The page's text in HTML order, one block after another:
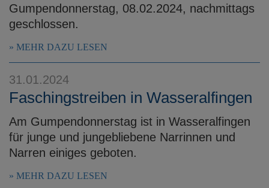
Gumpendonnerstag, 08.02.2024, nachmittags
geschlossen.
MEHR DAZU LESEN
31.01.2024
Faschingstreiben in Wasseralfingen
Am Gumpendonnerstag ist in Wasseralfingen
für junge und jungebliebene Narrinnen und
Narren einiges geboten.
MEHR DAZU LESEN